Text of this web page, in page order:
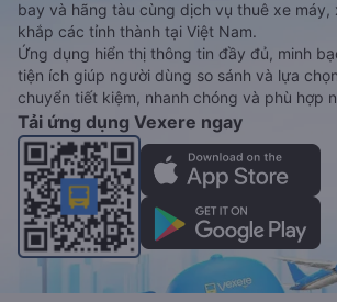
bay và hãng tàu cùng dịch vụ thuê xe máy,
khắp các tỉnh thành tại Việt Nam.
Ứng dụng hiển thị thông tin đầy đủ, minh
tiện ích giúp người dùng so sánh và lựa
chuyển tiết kiệm, nhanh chóng và phù hợp
Tải ứng dụng Vexere ngay